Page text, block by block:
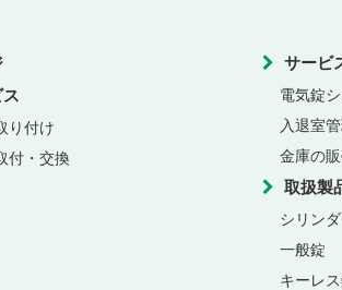
り付け
付・交換
サービ
電気錠
入退室
金庫の
取扱製
シリン
一般錠
キーレ